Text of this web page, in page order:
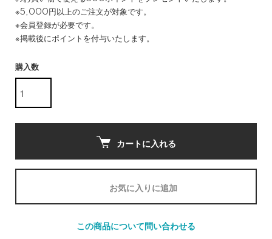
※5,000円以上のご注文が対象です。
※会員登録が必要です。
※掲載後にポイントを付与いたします。
購入数
カートに入れる
お気に入りに追加
この商品について問い合わせる